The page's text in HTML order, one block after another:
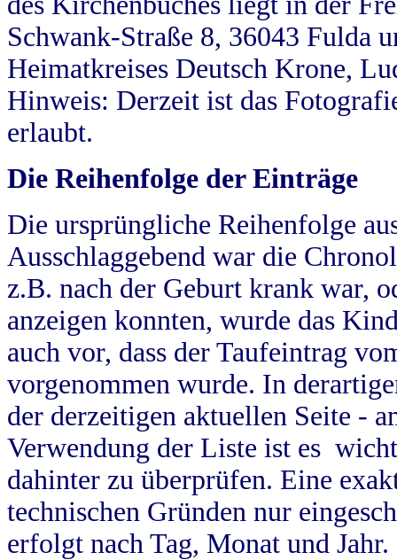
Schwank-Straße 8, 36043 Fulda
Heimatkreises Deutsch Krone,
Hinweis: Derzeit ist das
erlaubt.
Die Reihenfolge der Einträge
Die ursprüngliche Reihenfolge
Ausschlaggebend war die
z.B. nach der Geburt krank war,
anzeigen konnten, wurde das
auch vor, dass der Taufeintrag
vorgenommen wurde. In
der derzeitigen aktuellen Seite -
Verwendung der Liste ist es
dahinter zu überprüfen. Eine
technischen Gründen nur
erfolgt nach Tag, Monat und Jahr.